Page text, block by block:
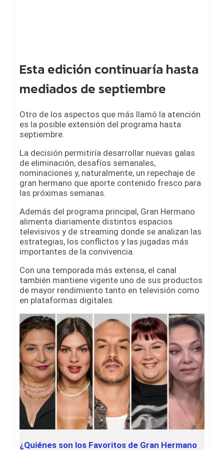
Esta edición continuaría hasta
mediados de septiembre
Otro de los aspectos que más llamó la atención
es la posible extensión del programa hasta
septiembre.
La decisión permitiría desarrollar nuevas galas
de eliminación, desafíos semanales,
nominaciones y, naturalmente, un repechaje de
gran hermano que aporte contenido fresco para
las próximas semanas.
Además del programa principal, Gran Hermano
alimenta diariamente distintos espacios
televisivos y de streaming donde se analizan las
estrategias, los conflictos y las jugadas más
importantes de la convivencia.
Con una temporada más extensa, el canal
también mantiene vigente uno de sus productos
de mayor rendimiento tanto en televisión como
en plataformas digitales.
¿Quiénes son los Favoritos de Gran Hermano